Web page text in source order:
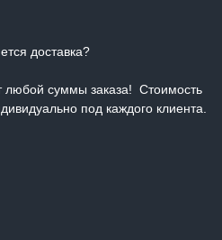
доставка?
любой суммы заказа! Стоимость
под каждого клиента.